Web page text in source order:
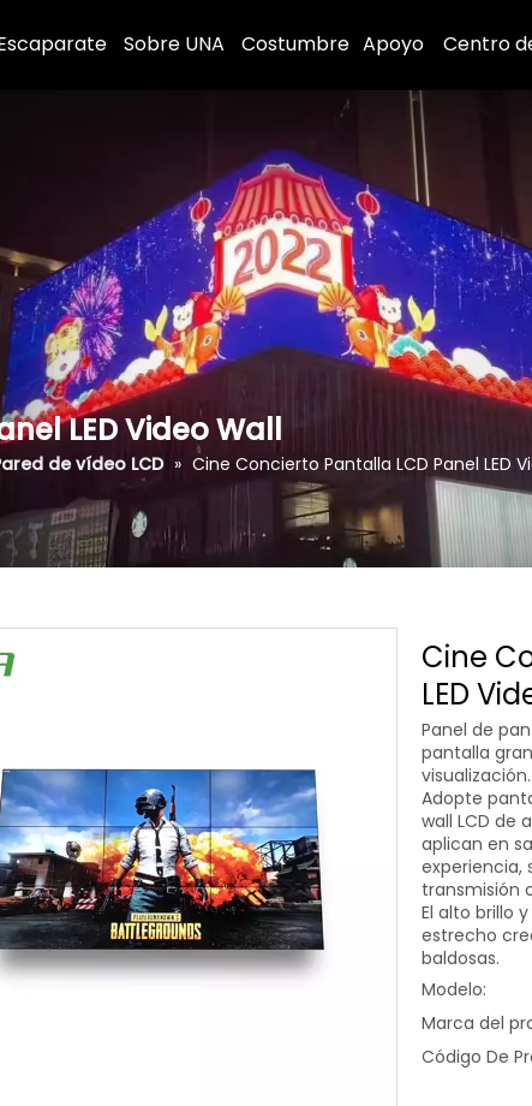
Sobre UNA Costumbre Apoyo Centro
LED Video Wall
de vídeo LCD » Cine Concierto Pantalla LCD Panel LED
Cine
LED
Panel de
pantalla
visualización.
Adopte
wall LCD de
aplican en
experiencia,
transmisión
El alto brillo
estrecho
baldosas.
Modelo:
Marca del
Código De